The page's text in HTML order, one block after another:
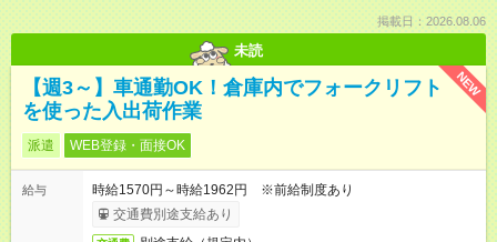
掲載日：2026.08.06
未読
NEW
【週3～】車通勤OK！倉庫内でフォークリフト
を使った入出荷作業
派遣 WEB登録・面接OK
給与
時給1570円～時給1962円 ※前給制度あり
交通費別途支給あり